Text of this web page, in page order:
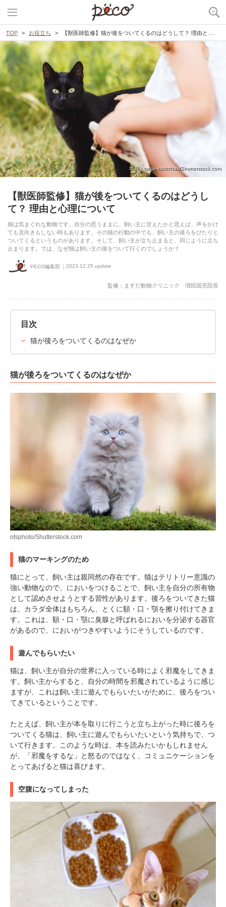
TOP お役立ち 【獣医師監修】猫が後をついてくるのはどうして？ 理由と心理について
出典 : tanja-vashchuk/Shutterstock.com
【獣医師監修】猫が後をついてくるのはどうし
て？ 理由と心理について
猫は気まぐれな動物です。自分の思うままに、飼い主に甘えたかと思えば、声をかけ
ても見向きもしない時もあります。その猫の行動の中でも、飼い主の後ろをぴたりと
ついてくるというものがあります。そして、飼い主が立ち止まると、同じように立ち
止まります。では、なぜ猫は飼い主の後をついて行くのでしょうか？
PECO編集部 2023.12.25 update
監修：ますだ動物クリニック 増田国充院長
目次
猫が後ろをついてくるのはなぜか
猫が後ろをついてくるのはなぜか
otsphoto/Shutterstock.com
猫のマーキングのため
猫にとって、飼い主は親同然の存在です。猫はテリトリー意識の
強い動物なので、においをつけることで、飼い主を自分の所有物
として認めさせようとする習性があります。後ろをついてきた猫
は、カラダ全体はもちろん、とくに額・口・顎を擦り付けてきま
す。これは、額・口・顎に臭腺と呼ばれるにおいを分泌する器官
があるので、においがつきやすいようにそうしているのです。
遊んでもらいたい
猫は、飼い主が自分の世界に入っている時によく邪魔をしてきま
す。飼い主からすると、自分の時間を邪魔されているように感じ
ますが、これは飼い主に遊んでもらいたいがために、後ろをつい
てきているということです。
たとえば、飼い主が本を取りに行こうと立ち上がった時に後ろを
ついてくる猫は、飼い主に遊んでもらいたいという気持ちで、つ
いて行きます。このような時は、本を読みたいかもしれません
が、「邪魔をするな」と怒るのではなく、コミュニケーションを
とってあげると猫は喜びます。
空腹になってしまった